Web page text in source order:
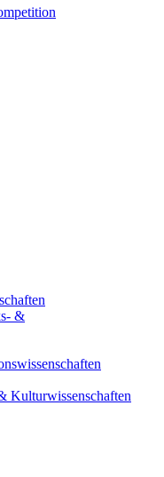
&
Kulturwissenschaften